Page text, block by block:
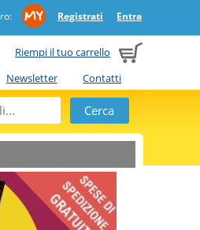
Registrati Entra
Riempi il tuo carrello
Newsletter Contatti